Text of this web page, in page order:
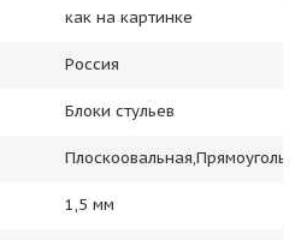
как на картинке
Россия
Блоки стульев
1,5 мм